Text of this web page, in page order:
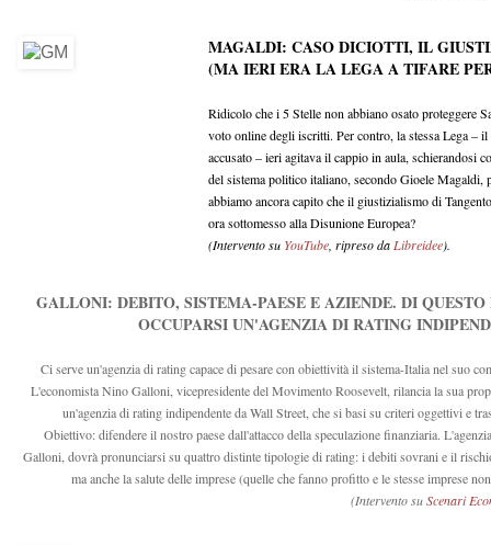
MAGALDI: CASO DICIOTTI, IL
(MA IERI ERA LA LEGA A TIFARE
Ridicolo che i 5 Stelle non abbiano osato proteggere
voto online degli iscritti. Per contro, la stessa Lega –
accusato – ieri agitava il cappio in aula, schierandosi
del sistema politico italiano, secondo Gioele
abbiamo ancora capito che il giustizialismo di
ora sottomesso alla Disunione Europea?
(Intervento su YouTube , ripreso da Libreidee).
GALLONI: DEBITO, SISTEMA-PAESE E AZIENDE. DI QUESTO
OCCUPARSI UN'AGENZIA DI RATING
Ci serve un'agenzia di rating capace di pesare con obiettività il sistema-Italia nel suo
L'economista Nino Galloni, vicepresidente del Movimento Roosevelt, rilancia la sua
un'agenzia di rating indipendente da Wall Street, che si basi su criteri oggettivi e
Obiettivo: difendere il nostro paese dall'attacco della speculazione finanziaria.
Galloni, dovrà pronunciarsi su quattro distinte tipologie di rating: i debiti sovrani e il
ma anche la salute delle imprese (quelle che fanno profitto e le stesse imprese
(Intervento suScenari